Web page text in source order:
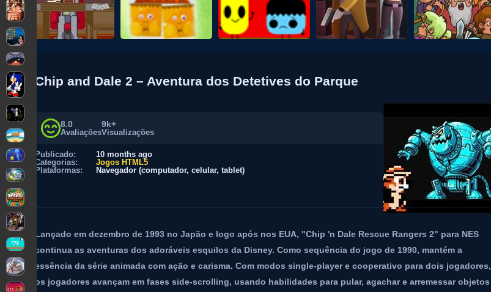
Chip and Dale 2 – Aventura dos Detetives do Parque
8.0
Avaliações
9k+
Visualizações
Publicado:
10 months ago
Categorias:
Jogos HTML5
Plataformas:
Navegador (computador, celular, tablet)
Lançado em dezembro de 1993 no Japão e logo após nos EUA, "Chip 'n Dale Rescue Rangers 2" para NES
continua as aventuras dos adoráveis esquilos da Disney. Como sequência do jogo de 1990, mantém a
essência da série animada com ação e carisma. Com modos single-player e cooperativo para dois jogadores,
os jogadores avançam em fases side-scrolling, usando habilidades para pular, agachar e arremessar objetos